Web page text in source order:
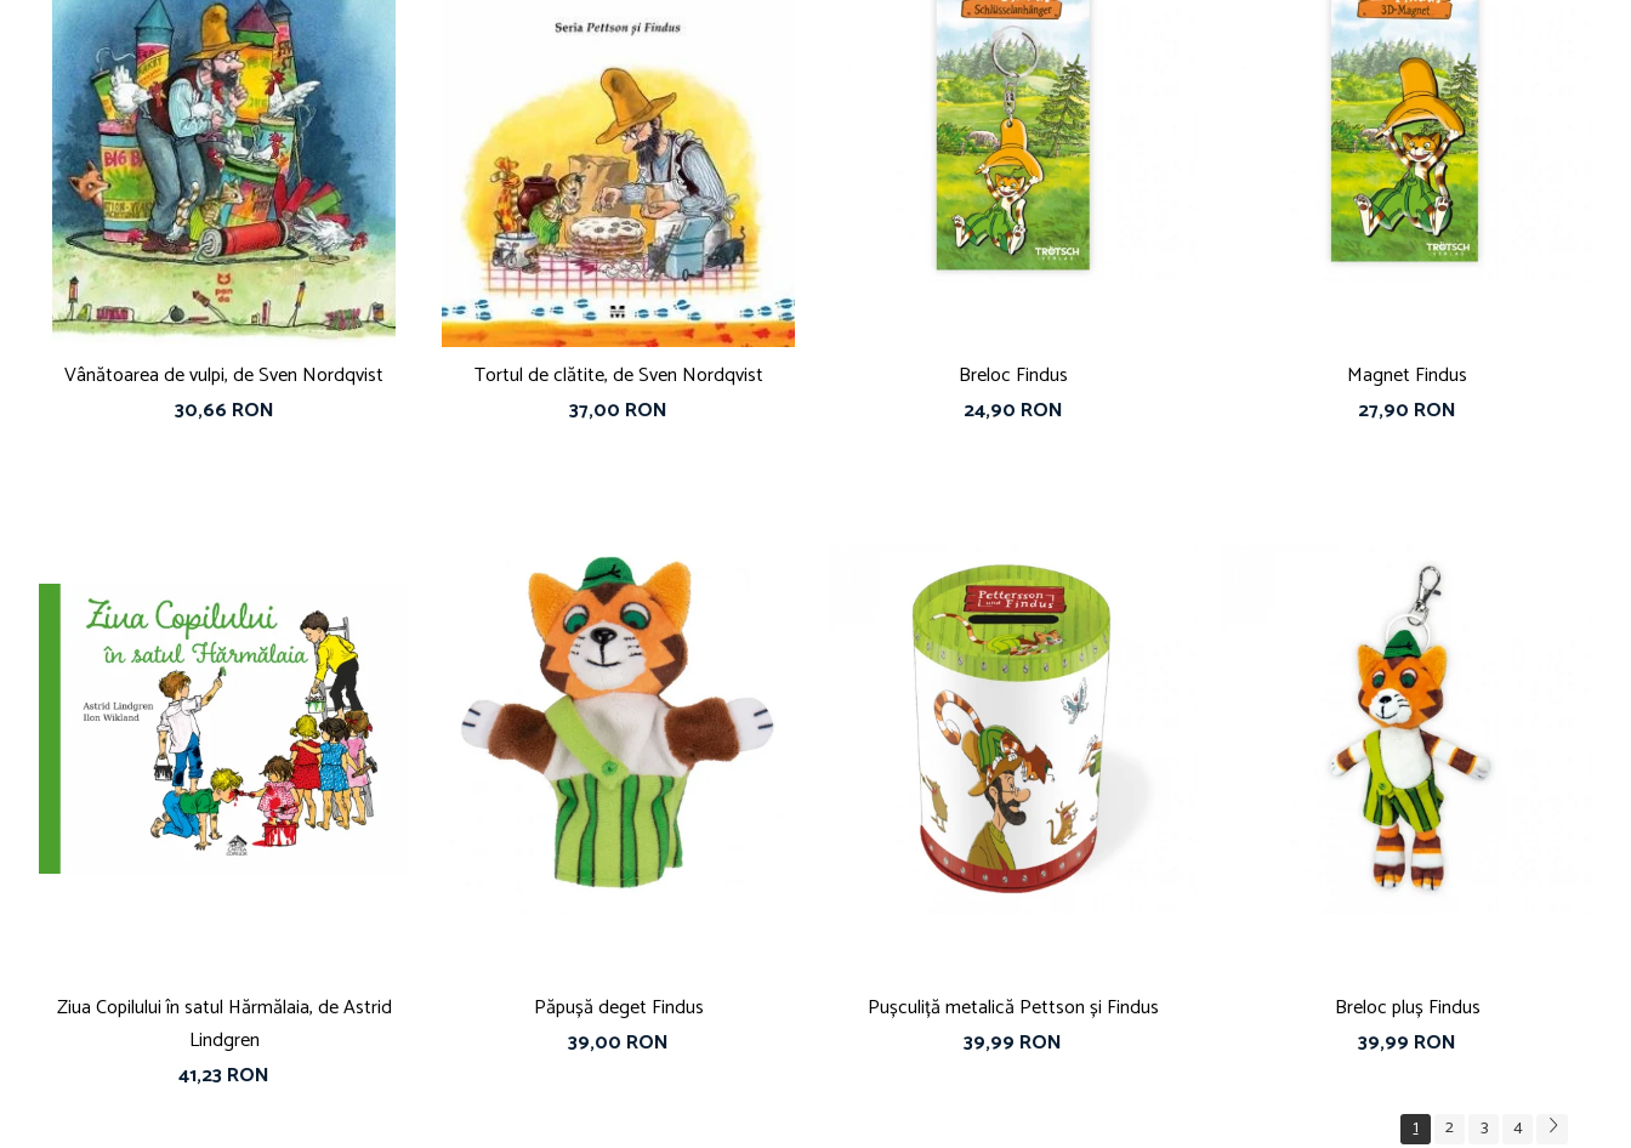
Vânătoarea de vulpi, de Sven Nordqvist
30,66 RON
Tortul de clătite, de Sven Nordqvist
37,00 RON
Breloc Findus
24,90 RON
Magnet Findus
27,90 RON
Ziua Copilului în satul Hărmălaia, de Astrid
Lindgren
41,23 RON
Păpușă deget Findus
39,00 RON
Pușculiță metalică Pettson și Findus
39,99 RON
Breloc pluș Findus
39,99 RON
1 2 3 4